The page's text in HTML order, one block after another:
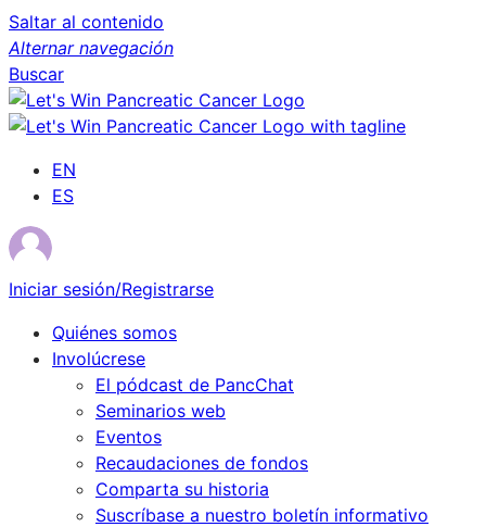
Saltar al contenido
Alternar navegación
Buscar
EN
ES
Iniciar sesión/Registrarse
Quiénes somos
Involúcrese
El pódcast de PancChat
Seminarios web
Eventos
Recaudaciones de fondos
Comparta su historia
Suscríbase a nuestro boletín informativo